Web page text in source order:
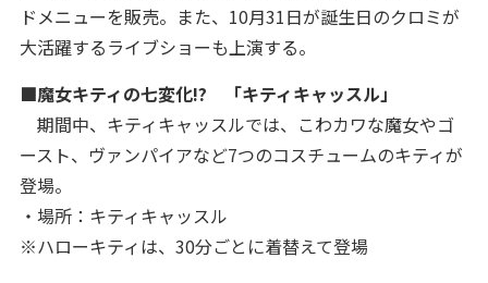
ドメニューを販売。また、10月31日が誕生日のクロミが
大活躍するライブショーも上演する。
■魔女キティの七変化!? 「キティキャッスル」
期間中、キティキャッスルでは、こわカワな魔女やゴ
ースト、ヴァンパイアなど7つのコスチュームのキティが
登場。
・場所：キティキャッスル
※ハローキティは、30分ごとに着替えて登場